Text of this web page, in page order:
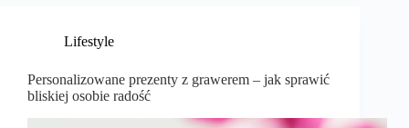
Lifestyle
Personalizowane prezenty z grawerem – jak sprawić
bliskiej osobie radość